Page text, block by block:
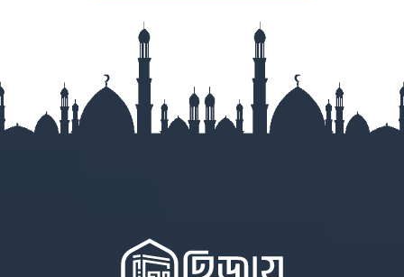
Gopalganj
Habiganj
Jhalokati